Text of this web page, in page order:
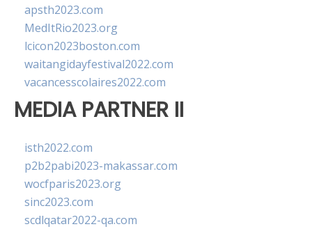
apsth2023.com
MedItRio2023.org
lcicon2023boston.com
waitangidayfestival2022.com
vacancesscolaires2022.com
MEDIA PARTNER II
isth2022.com
p2b2pabi2023-makassar.com
wocfparis2023.org
sinc2023.com
scdlqatar2022-qa.com